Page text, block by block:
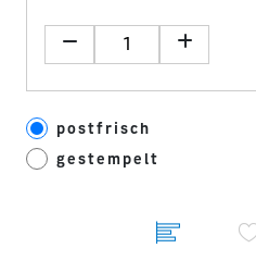
postfrisch
gestempelt